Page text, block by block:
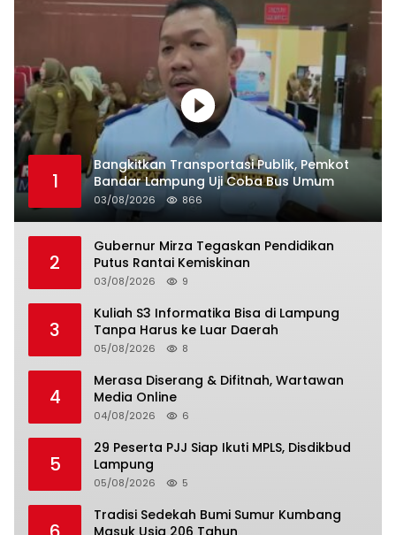
1
Bangkitkan Transportasi Publik, Pemkot
Bandar Lampung Uji Coba Bus Umum
03/08/2026 866
2
Gubernur Mirza Tegaskan Pendidikan
Putus Rantai Kemiskinan
03/08/2026 9
3
Kuliah S3 Informatika Bisa di Lampung
Tanpa Harus ke Luar Daerah
05/08/2026 8
4
Merasa Diserang & Difitnah, Wartawan
Media Online
04/08/2026 6
5
29 Peserta PJJ Siap Ikuti MPLS, Disdikbud
Lampung
05/08/2026 5
Tradisi Sedekah Bumi Sumur Kumbang
Masuk Usia 206 Tahun